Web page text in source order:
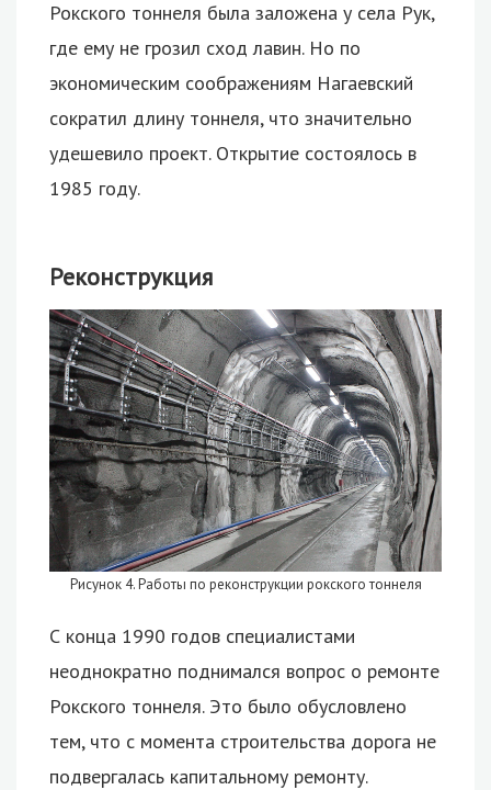
Рокского тоннеля была заложена у села Рук,
где ему не грозил сход лавин. Но по
экономическим соображениям Нагаевский
сократил длину тоннеля, что значительно
удешевило проект. Открытие состоялось в
1985 году.
Реконструкция
Рисунок 4. Работы по реконструкции рокского тоннеля
С конца 1990 годов специалистами
неоднократно поднимался вопрос о ремонте
Рокского тоннеля. Это было обусловлено
тем, что с момента строительства дорога не
подвергалась капитальному ремонту.